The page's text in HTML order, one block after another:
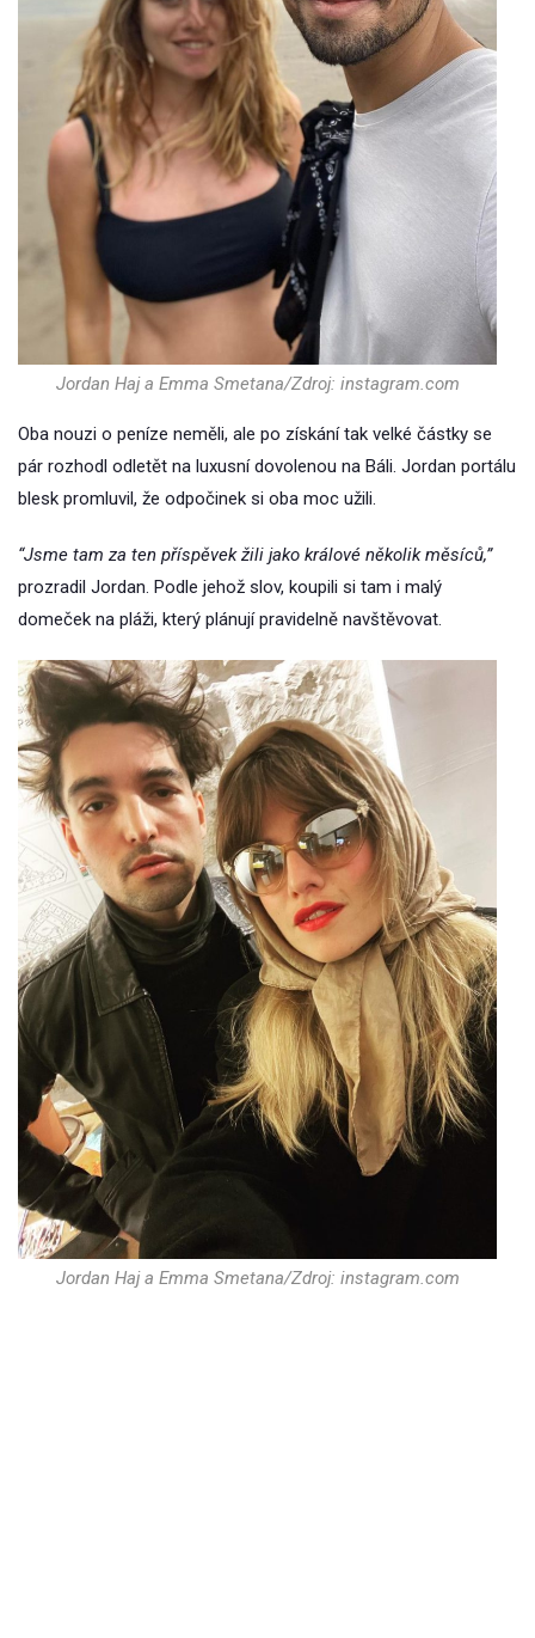
Jordan Haj a Emma Smetana/Zdroj: instagram.com
Oba nouzi o peníze neměli, ale po získání tak velké částky se
pár rozhodl odletět na luxusní dovolenou na Báli. Jordan portálu
blesk promluvil, že odpočinek si oba moc užili.
“Jsme tam za ten příspěvek žili jako králové několik měsíců,”
prozradil Jordan. Podle jehož slov, koupili si tam i malý
domeček na pláži, který plánují pravidelně navštěvovat.
Jordan Haj a Emma Smetana/Zdroj: instagram.com